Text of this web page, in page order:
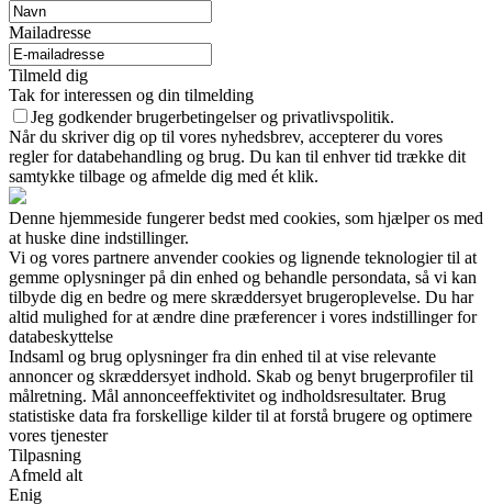
Mailadresse
Tilmeld dig
Tak for interessen og din tilmelding
Jeg godkender brugerbetingelser og privatlivspolitik.
Når du skriver dig op til vores nyhedsbrev, accepterer du vores
regler for databehandling og brug. Du kan til enhver tid trække dit
samtykke tilbage og afmelde dig med ét klik.
Denne hjemmeside fungerer bedst med cookies, som hjælper os med
at huske dine indstillinger.
Vi og vores partnere anvender cookies og lignende teknologier til at
gemme oplysninger på din enhed og behandle persondata, så vi kan
tilbyde dig en bedre og mere skræddersyet brugeroplevelse. Du har
altid mulighed for at ændre dine præferencer i vores indstillinger for
databeskyttelse
Indsaml og brug oplysninger fra din enhed til at vise relevante
annoncer og skræddersyet indhold. Skab og benyt brugerprofiler til
målretning. Mål annonceeffektivitet og indholdsresultater. Brug
statistiske data fra forskellige kilder til at forstå brugere og optimere
vores tjenester
Tilpasning
Afmeld alt
Enig